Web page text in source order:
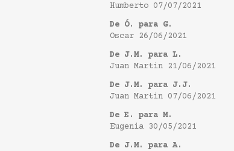
Humberto 07/07/2021
De Ó. para G.
Oscar 26/06/2021
De J.M. para L.
Juan Martin 21/06/2021
De J.M. para J.J.
Juan Martin 07/06/2021
De E. para M.
Eugenia 30/05/2021
De J.M. para A.